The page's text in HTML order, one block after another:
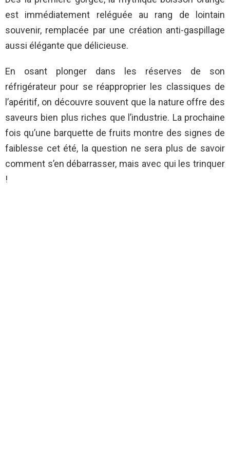
est immédiatement reléguée au rang de lointain
souvenir, remplacée par une création anti-gaspillage
aussi élégante que délicieuse.
En osant plonger dans les réserves de son
réfrigérateur pour se réapproprier les classiques de
l’apéritif, on découvre souvent que la nature offre des
saveurs bien plus riches que l’industrie. La prochaine
fois qu’une barquette de fruits montre des signes de
faiblesse cet été, la question ne sera plus de savoir
comment s’en débarrasser, mais avec qui les trinquer
!